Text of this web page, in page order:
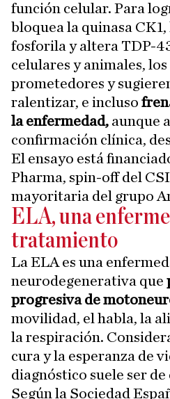
función celular. Para
bloquea la quinasa
fosforila y altera TDP-
celulares y animales,
prometedores y
ralentizar, e incluso
la enfermedad, aunque
confirmación clínica,
El ensayo está
Pharma, spin-off del
mayoritaria del grupo
ELA, una
tratamiento
La ELA es una
neurodegenerativa que
progresiva de
movilidad, el habla, la
la respiración.
cura y la esperanza de
diagnóstico suele ser de
Según la Sociedad